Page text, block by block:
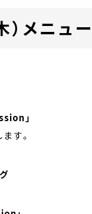
メニュー
」
す。